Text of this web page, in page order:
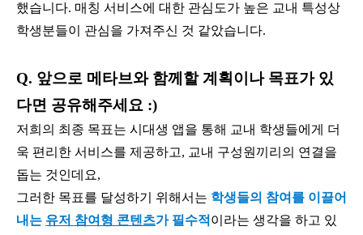
했습니다. 매칭 서비스에 대한 관심도가 높은 교내 특성상
학생분들이 관심을 가져주신 것 같았습니다.
Q. 앞으로 메타브와 함께할 계획이나 목표가 있
다면 공유해주세요 :)
저희의 최종 목표는 시대생 앱을 통해 교내 학생들에게 더
욱 편리한 서비스를 제공하고, 교내 구성원끼리의 연결을
돕는 것인데요,
그러한 목표를 달성하기 위해서는 학생들의 참여를 이끌어
내는 유저 참여형 콘텐츠가 필수적 이라는 생각을 하고 있